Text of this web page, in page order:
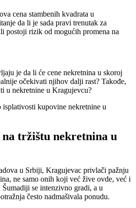
cena stambenih kvadrata u
da li je sada pravi trenutak za
postoji rizik od mogućih promena na
je da li će cene nekretnina u skoroj
očekivati njihov dalji rast? Takođe,
u nekretnine u Kragujevcu?
isplativosti kupovine nekretnine u
tržištu nekretnina u
u Srbiji, Kragujevac privlači pažnju
ne samo onih koji već žive ovde, već i
se intenzivno gradi, a u
često nadmašivala ponudu.